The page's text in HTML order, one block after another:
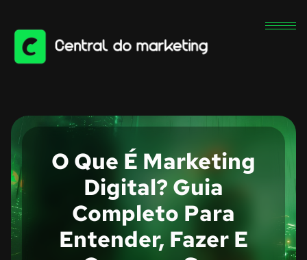
O Que É Marketing
Digital? Guia
Completo Para
Entender, Fazer E